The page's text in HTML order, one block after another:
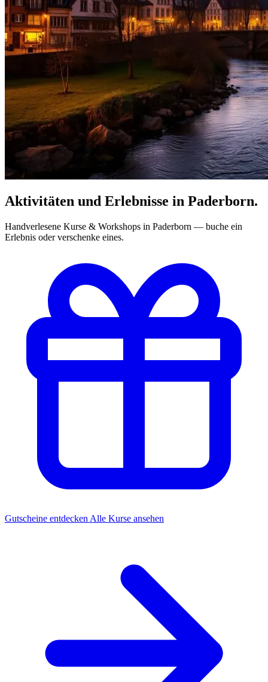
Aktivitäten und Erlebnisse in Paderborn.
Handverlesene Kurse & Workshops in Paderborn — buche ein
Erlebnis oder verschenke eines.
Gutscheine entdecken Alle Kurse ansehen